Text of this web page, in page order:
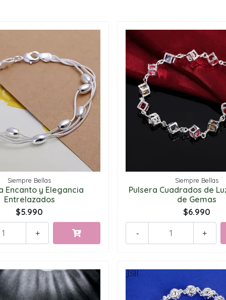
Siempre Bellas
Encanto y Elegancia
Entrelazados
$5.990
+
Siempre Bellas
Pulsera Cuadrados de
de Gemas
$6.990
+
-